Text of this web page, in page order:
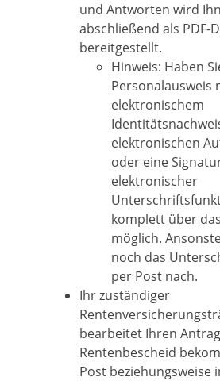
und Antworten wird
abschließend als PDF-
bereitgestellt.
Hinweis: Haben
Personalausweis
elektronischem
elektronischen
oder eine
elektronischer
komplett über
möglich.
noch das
per Post nach.
Ihr zuständiger
bearbeitet Ihren
Rentenbescheid
Post beziehungsweise